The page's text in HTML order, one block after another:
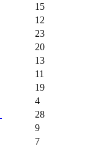
15
12
23
20
13
11
19
4
28
9
7